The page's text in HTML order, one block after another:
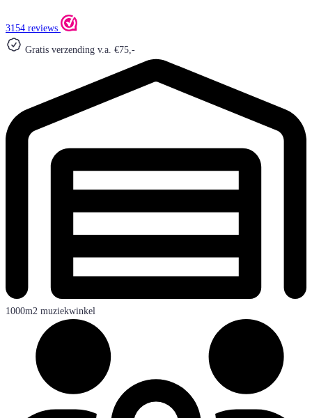
3154 reviews
Gratis verzending v.a. €75,-
1000m2 muziekwinkel